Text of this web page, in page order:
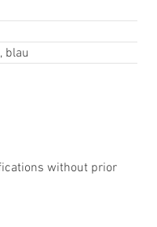
blau
without prior